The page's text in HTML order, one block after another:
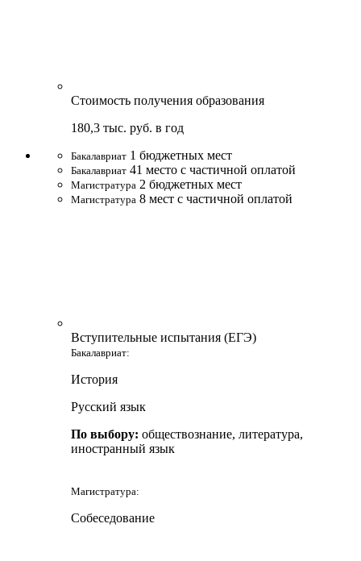
Стоимость получения образования
180,3 тыс. руб. в год
Бакалавриат 1 бюджетных мест
Бакалавриат 41 место с частичной оплатой
Магистратура 2 бюджетных мест
Магистратура 8 мест с частичной оплатой
Вступительные испытания (ЕГЭ)
Бакалавриат:
История
Русский язык
По выбору: обществознание, литература,
иностранный язык
Магистратура:
Собеседование